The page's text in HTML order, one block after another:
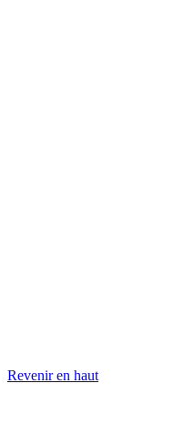
Revenir en haut